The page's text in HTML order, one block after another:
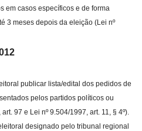
em casos específicos e de forma
3 meses depois da eleição (Lei nº
publicar lista/edital dos pedidos de
pelos partidos políticos ou
97 e Lei nº 9.504/1997, art. 11, § 4º).
designado pelo tribunal regional